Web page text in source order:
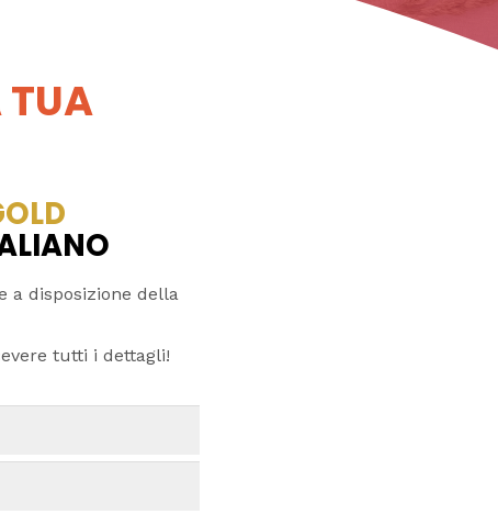
TUA
a disposizione della
tutti i dettagli!